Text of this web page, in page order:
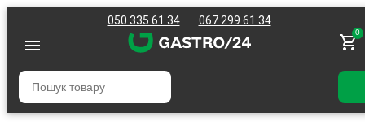
050 335 61 34 067 299 61 34
0